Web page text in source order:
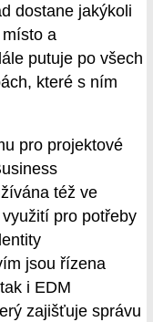
dostane jakýkoli
a
putuje po všech
které s ním
pro projektové
též ve
pro potřeby
jsou řízena
i EDM
zajišťuje správu